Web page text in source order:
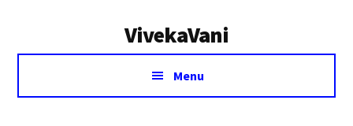
VivekaVani
Voice
Vivekananda
Menu